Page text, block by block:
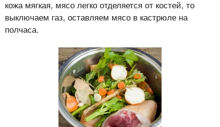
кожа мягкая, мясо легко отделяется от костей, то
выключаем газ, оставляем мясо в кастрюле на
полчаса.